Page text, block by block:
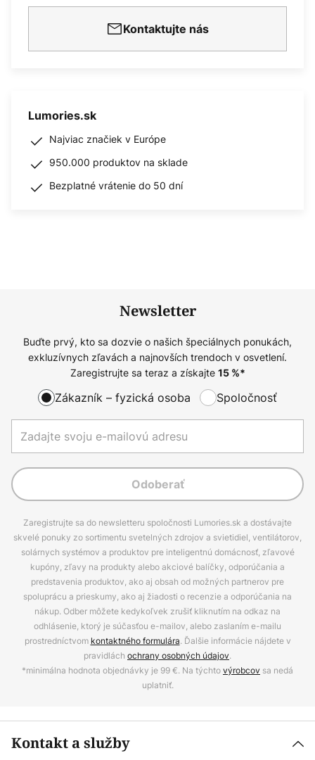
Kontaktujte nás
Lumories.sk
Najviac značiek v Európe
950.000 produktov na sklade
Bezplatné vrátenie do 50 dní
Newsletter
Buďte prvý, kto sa dozvie o našich špeciálnych ponukách,
exkluzívnych zľavách a najnovších trendoch v osvetlení.
Zaregistrujte sa teraz a získajte 15%*
Zákazník – fyzická osoba Spoločnosť
Odoberať
Zaregistrujte sa do newsletteru spoločnosti Lumories.sk a dostávajte
skvelé ponuky zo sortimentu svetelných zdrojov a svietidiel, ventilátorov,
solárnych systémov a produktov pre inteligentnú domácnosť, zľavové
kupóny, zľavy na produkty alebo akciové balíčky, odporúčania a
predstavenia produktov, ako aj obsah od možných partnerov pre
spoluprácu a prieskumy, ako aj žiadosti o recenzie a odporúčania na
nákup. Odber môžete kedykoľvek zrušiť kliknutím na odkaz na
odhlásenie, ktorý je súčasťou e-mailov, alebo zaslaním e-mailu
prostredníctvom kontaktného formulára. Ďalšie informácie nájdete v
pravidlách ochrany osobných údajov.
*minimálna hodnota objednávky je 99 €. Na týchtovýrobcov sa nedá
uplatniť.
Kontakt a služby